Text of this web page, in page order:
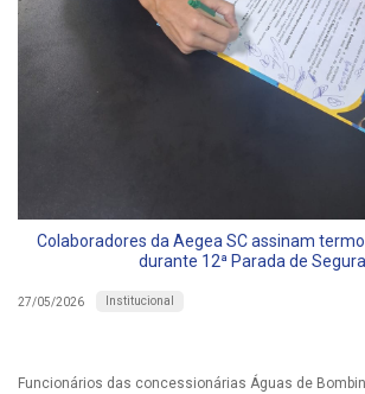
Colaboradores da Aegea SC assinam
durante 12ª Parada de
27/05/2026 Institucional
Funcionários das concessionárias Águas de